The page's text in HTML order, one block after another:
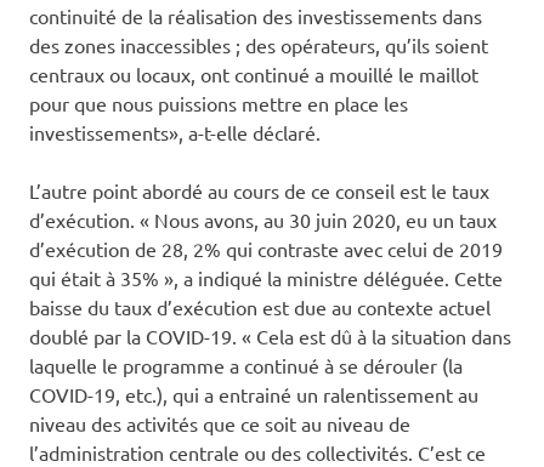
continuité de la réalisation des investissements dans
des zones inaccessibles ; des opérateurs, qu’ils soient
centraux ou locaux, ont continué a mouillé le maillot
pour que nous puissions mettre en place les
investissements», a-t-elle déclaré.
L’autre point abordé au cours de ce conseil est le taux
d’exécution. « Nous avons, au 30 juin 2020, eu un taux
d’exécution de 28, 2% qui contraste avec celui de 2019
qui était à 35% », a indiqué la ministre déléguée. Cette
baisse du taux d’exécution est due au contexte actuel
doublé par la COVID-19. « Cela est dû à la situation dans
laquelle le programme a continué à se dérouler (la
COVID-19, etc.), qui a entrainé un ralentissement au
niveau des activités que ce soit au niveau de
l’administration centrale ou des collectivités. C’est ce